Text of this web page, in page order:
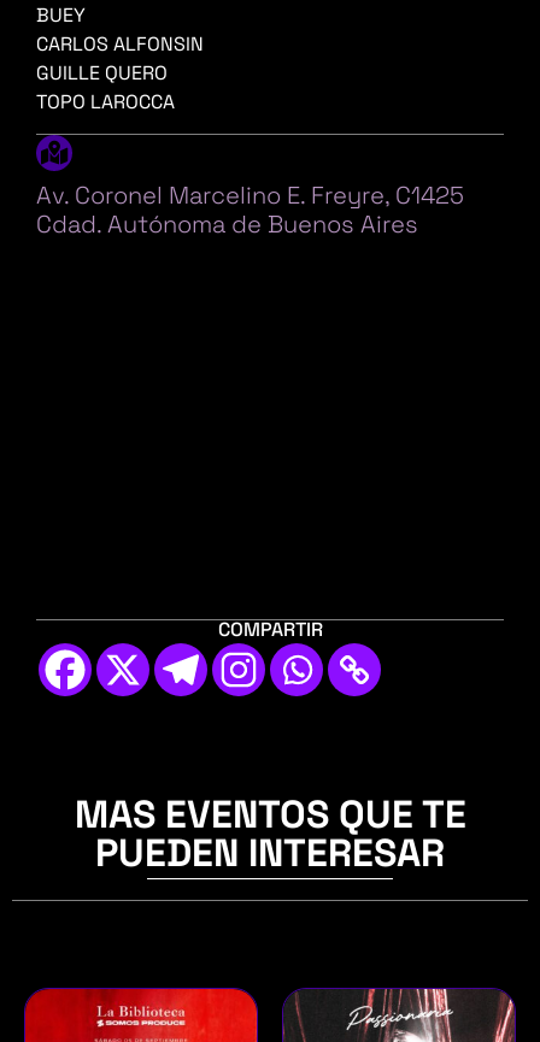
BUEY
CARLOS ALFONSIN
GUILLE QUERO
TOPO LAROCCA
Av. Coronel Marcelino E. Freyre, C1425
Cdad. Autónoma de Buenos Aires
COMPARTIR
MAS EVENTOS QUE TE
PUEDEN INTERESAR